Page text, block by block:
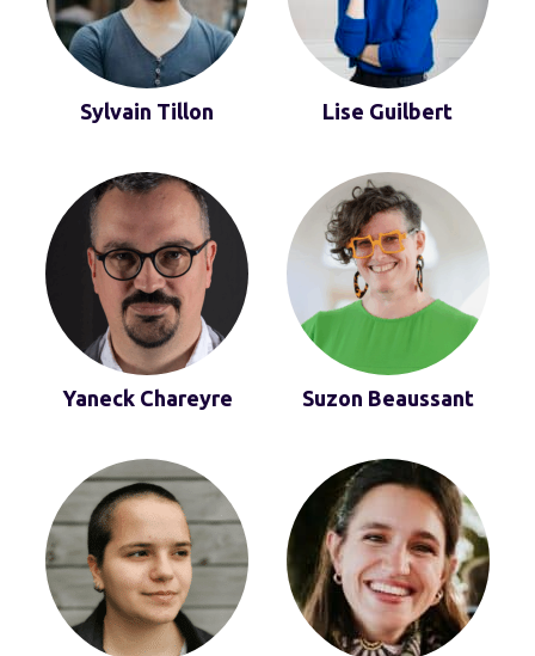
Sylvain Tillon Lise Guilbert
Yaneck Chareyre Suzon Beaussant